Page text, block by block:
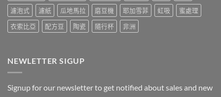
濾泡式
濾紙 瓜地馬拉 磨豆機 耶加雪菲 虹吸
蜜處理
衣索比亞
配方豆 陶瓷 隨行杯 非洲
NEWLETTER SIGUP
Signup for our newsletter to get notified about sales and new